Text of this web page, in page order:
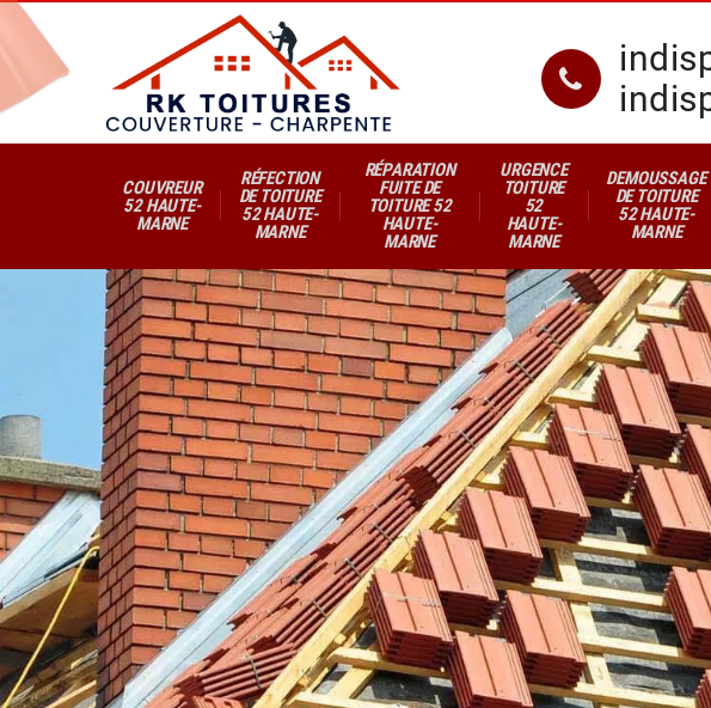
COUVREUR
52 HAUTE-
MARNE
RÉFECTION
DE TOITURE
52 HAUTE-
MARNE
RÉPARATION
FUITE DE
TOITURE 52
HAUTE-
MARNE
URGENCE
TOITURE
52
HAUTE-
MARNE
DEMOUSSAGE
DE TOITURE
52 HAUTE-
MARNE